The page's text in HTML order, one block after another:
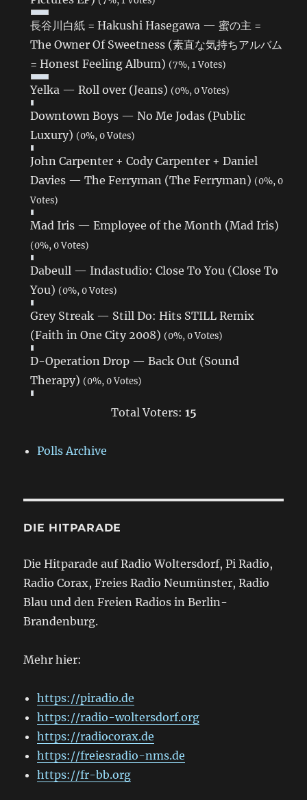
長谷川白紙 = Hakushi Hasegawa — 蜜の主 =
The Owner Of Sweetness (素直な気持ちアルバム
= Honest Feeling Album) (7%, 1 Votes)
Yelka — Roll over (Jeans) (0%, 0 Votes)
Downtown Boys — No Me Jodas (Public
Luxury) (0%, 0 Votes)
John Carpenter + Cody Carpenter + Daniel
Davies — The Ferryman (The Ferryman) (0%, 0
Votes)
Mad Iris — Employee of the Month (Mad Iris)
(0%, 0 Votes)
Dabeull — Indastudio: Close To You (Close To
You) (0%, 0 Votes)
Grey Streak — Still Do: Hits STILL Remix
(Faith in One City 2008) (0%, 0 Votes)
D-Operation Drop — Back Out (Sound
Therapy) (0%, 0 Votes)
Total Voters: 15
Polls Archive
DIE HITPARADE
Die Hitparade auf Radio Woltersdorf, Pi Radio,
Radio Corax, Freies Radio Neumünster, Radio
Blau und den Freien Radios in Berlin-
Brandenburg.
Mehr hier:
https://piradio.de
https://radio-woltersdorf.org
https://radiocorax.de
https://freiesradio-nms.de
https://fr-bb.org